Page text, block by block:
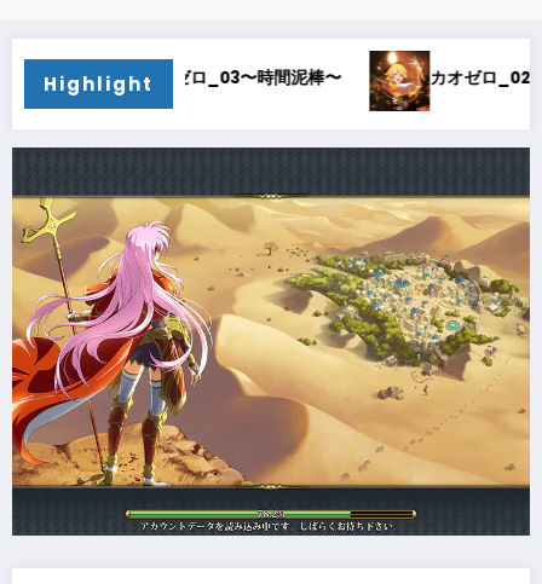
Highlightカオゼロ_02〜オルレア考察〜 カオゼロ_01